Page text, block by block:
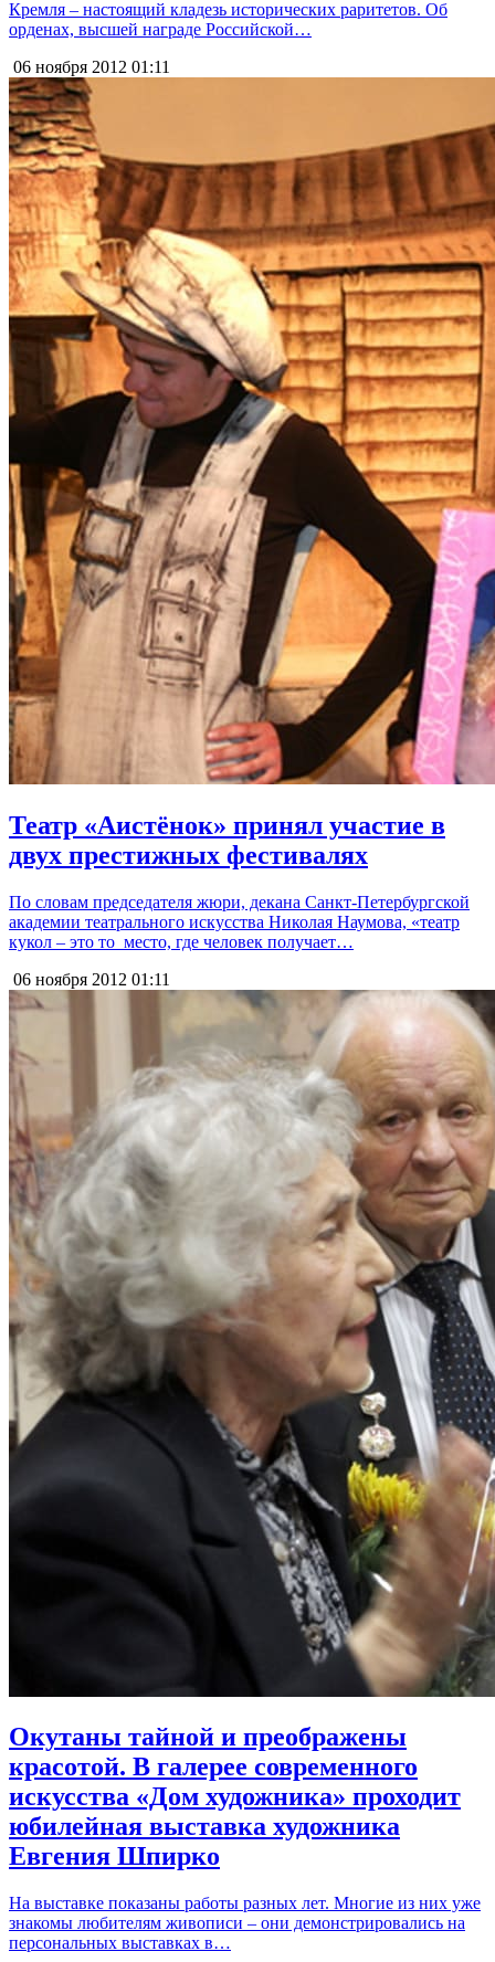
Кремля – настоящий кладезь исторических раритетов. Об
орденах, высшей награде Российской…
06 ноября 2012 01:11
Театр «Аистёнок» принял участие в
двух престижных фестивалях
По словам председателя жюри, декана Санкт-Петербургской
академии театрального искусства Николая Наумова, «театр
кукол – это то место, где человек получает…
06 ноября 2012 01:11
Окутаны тайной и преображены
красотой. В галерее современного
искусства «Дом художника» проходит
юбилейная выставка художника
Евгения Шпирко
На выставке показаны работы разных лет. Многие из них уже
знакомы любителям живописи – они демонстрировались на
персональных выставках в…